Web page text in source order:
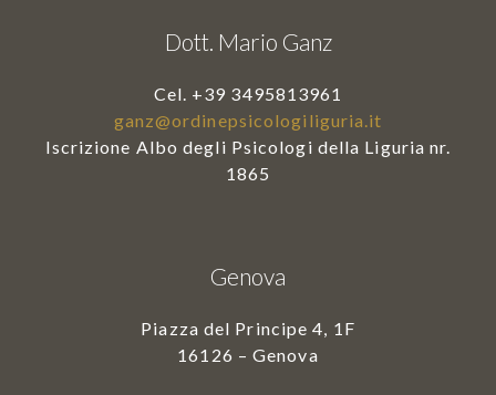
Dott. Mario Ganz
Cel. +39 3495813961
ganz@ordinepsicologiliguria.it
Iscrizione Albo degli Psicologi della Liguria nr.
1865
Genova
Piazza del Principe 4, 1F
16126 – Genova